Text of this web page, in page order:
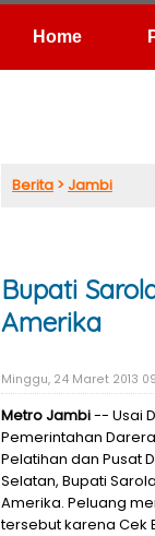
Places
Berita >Jambi
Bupati
Amerika
Minggu, 24 Maret 2013
Metro Jambi-- Usai
Pemerintahan
Pelatihan dan Pusat
Selatan, Bupati
Amerika. Peluang
tersebut karena Cek